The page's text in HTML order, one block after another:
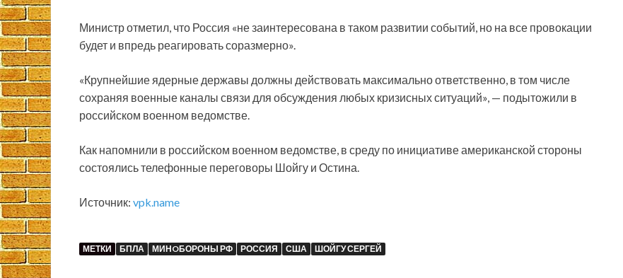
Министр отметил, что Россия «не заинтересована в таком развитии событий, но на все провокации
будет и впредь реагировать соразмерно».
«Крупнейшие ядерные державы должны действовать максимально ответственно, в том числе
сохраняя военные каналы связи для обсуждения любых кризисных ситуаций», — подытожили в
российском военном ведомстве.
Как напомнили в российском военном ведомстве, в среду по инициативе американской стороны
состоялись телефонные переговоры Шойгу и Остина.
Источник: vpk.name
МЕТКИ БПЛА МИНOБОРОНЫ РФ РОССИЯ США ШОЙГУ СЕРГЕЙ